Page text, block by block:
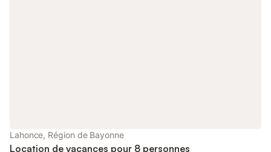
Lahonce, Région de Bayonne
Location de vacances pour 8 personnes